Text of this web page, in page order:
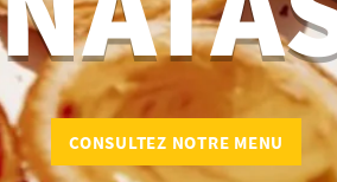
CONSULTEZ NOTRE MENU